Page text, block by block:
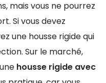
mais vous ne pourrez
Si vous devez
une housse rigide qui
Sur le marché,
housse rigide avec